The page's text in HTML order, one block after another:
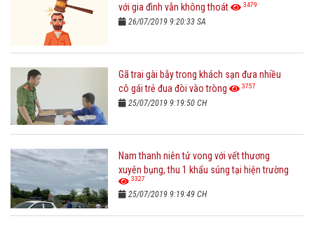
với gia đình vẫn không thoát
3479
26/07/2019 9:20:33 SA
Gã trai gài bẫy trong khách sạn đưa nhiều
cô gái trẻ đua đòi vào tròng
3757
25/07/2019 9:19:50 CH
Nam thanh niên tử vong với vết thương
xuyên bụng, thu 1 khẩu súng tại hiện trường
3327
25/07/2019 9:19:49 CH